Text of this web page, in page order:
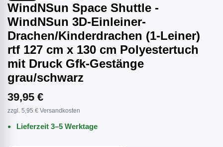
WindNSun Space Shuttle -
WindNSun 3D-Einleiner-
Drachen/Kinderdrachen (1-Leiner)
rtf 127 cm x 130 cm Polyestertuch
mit Druck Gfk-Gestänge
grau/schwarz
39,95 €
zzgl. 5,95 € Versandkosten
Lieferzeit 3–5 Werktage